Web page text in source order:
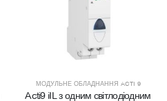
МОДУЛЬНЕ ОБЛАДНАННЯ ACTI 9
Acti9 iIL з одним світлодіодним